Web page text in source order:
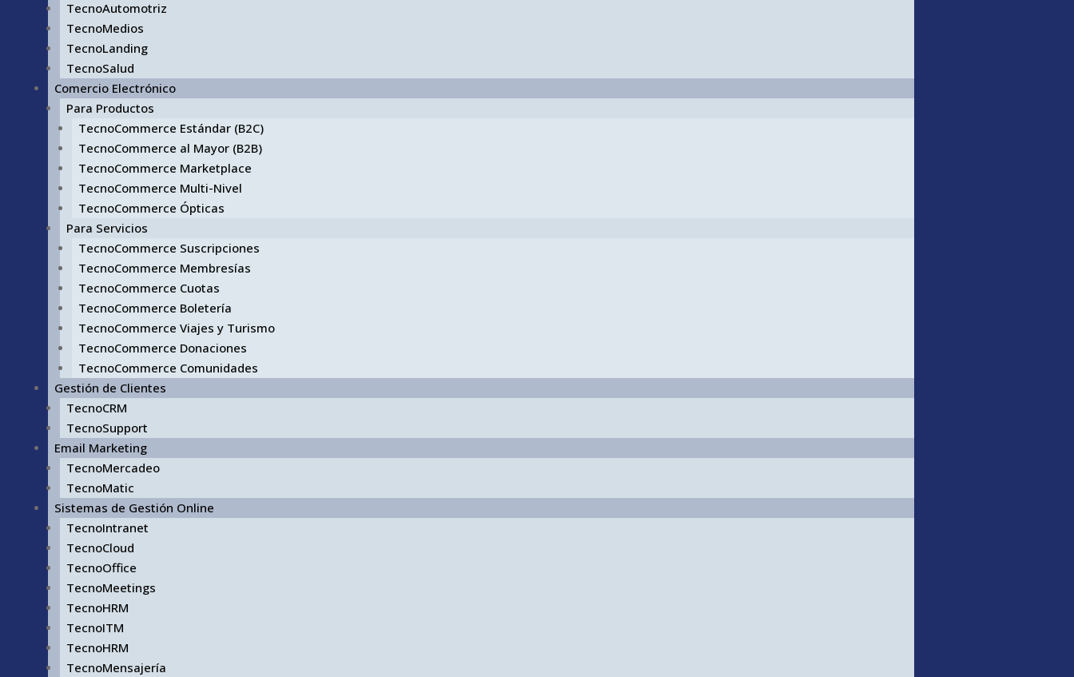
TecnoAutomotriz
TecnoMedios
TecnoLanding
TecnoSalud
Comercio Electrónico
Para Productos
TecnoCommerce Estándar (B2C)
TecnoCommerce al Mayor (B2B)
TecnoCommerce Marketplace
TecnoCommerce Multi-Nivel
TecnoCommerce Ópticas
Para Servicios
TecnoCommerce Suscripciones
TecnoCommerce Membresías
TecnoCommerce Cuotas
TecnoCommerce Boletería
TecnoCommerce Viajes y Turismo
TecnoCommerce Donaciones
TecnoCommerce Comunidades
Gestión de Clientes
TecnoCRM
TecnoSupport
Email Marketing
TecnoMercadeo
TecnoMatic
Sistemas de Gestión Online
TecnoIntranet
TecnoCloud
TecnoOffice
TecnoMeetings
TecnoHRM
TecnoITM
TecnoHRM
TecnoMensajería